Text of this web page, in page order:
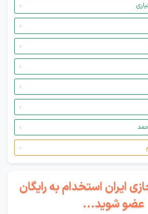
ایران استخدام به رایگان
عضو شوید...